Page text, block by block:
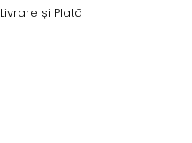
Livrare și Plată